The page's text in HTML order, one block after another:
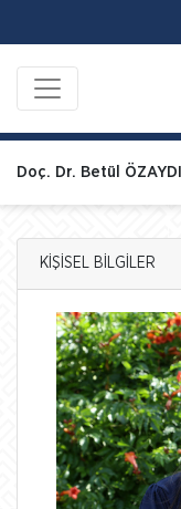
Doç. Dr. Betül
KİŞİSEL BİLGİLER